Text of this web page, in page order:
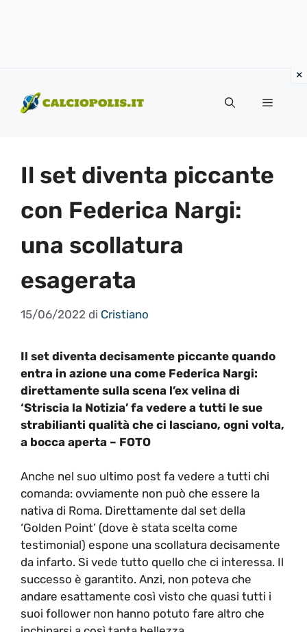
contenuto
Menu
Il set diventa piccante
con Federica Nargi:
una scollatura
esagerata
15/06/2022 di Cristiano
Il set diventa decisamente piccante quando
entra in azione una come Federica Nargi:
direttamente sulla scena l’ex velina di
‘Striscia la Notizia’ fa vedere a tutti le sue
strabilianti qualità che ci lasciano, ogni volta,
a bocca aperta – FOTO
Anche nel suo ultimo post fa vedere a tutti chi
comanda: ovviamente non può che essere la
nativa di Roma. Direttamente dal set della
‘Golden Point’ (dove è stata scelta come
testimonial) espone una scollatura decisamente
da infarto. Si vede tutto quello che ci interessa. Il
successo è garantito. Anzi, non poteva che
andare esattamente così visto che quasi tutti i
suoi follower non hanno potuto fare altro che